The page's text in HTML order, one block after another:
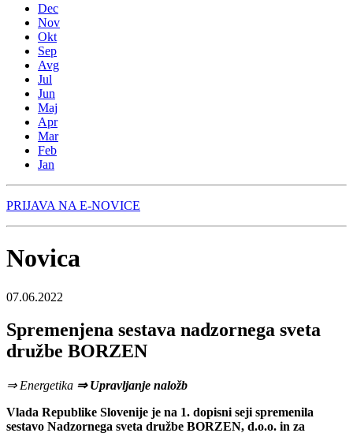
Dec
Nov
Okt
Sep
Avg
Jul
Jun
Maj
Apr
Mar
Feb
Jan
PRIJAVA NA E-NOVICE
Novica
07.06.2022
Spremenjena sestava nadzornega sveta
družbe BORZEN
⇒ Energetika ⇒ Upravljanje naložb
Vlada Republike Slovenije je na 1. dopisni seji spremenila
sestavo Nadzornega sveta družbe BORZEN, d.o.o. in za